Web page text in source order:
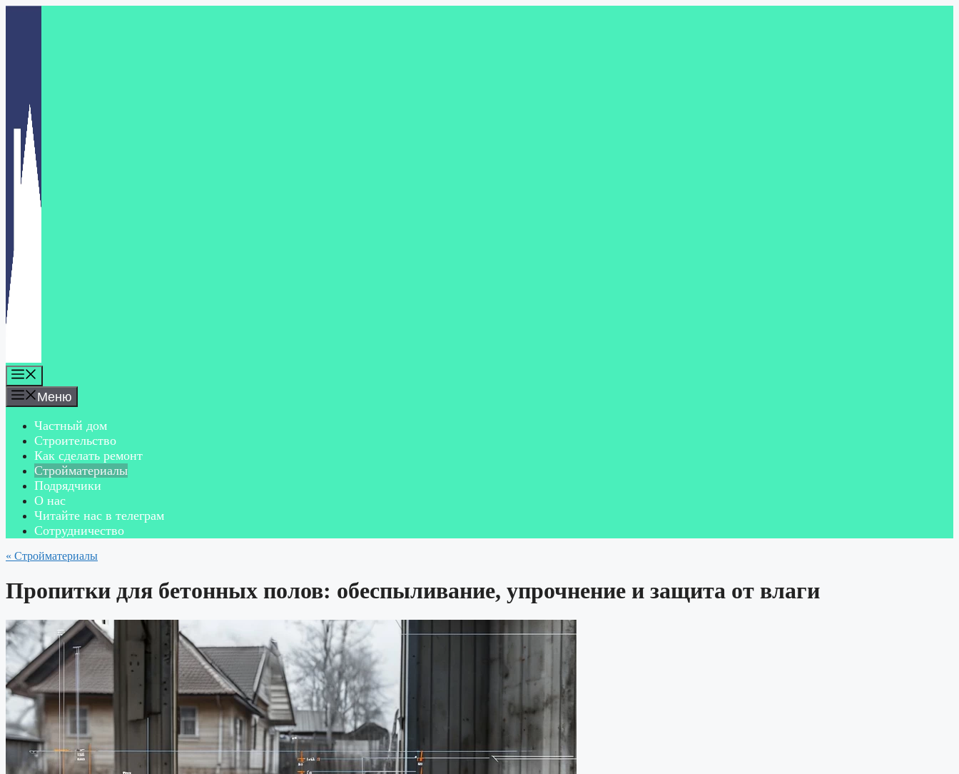
Меню
Частный дом
Строительство
Как сделать ремонт
Стройматериалы
Подрядчики
О нас
Читайте нас в телеграм
Сотрудничество
« Стройматериалы
Пропитки для бетонных полов: обеспыливание, упрочнение и защита от влаги